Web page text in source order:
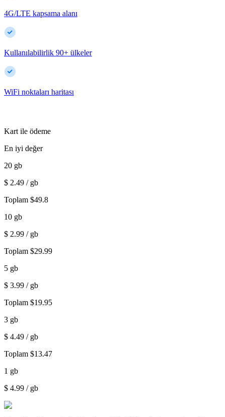
4G/LTE kapsama alanı
Kullanılabilirlik 90+ ülkeler
WiFi noktaları haritası
Kart ile ödeme
En iyi değer
20 gb
$ 2.49 / gb
Toplam $49.8
10 gb
$ 2.99 / gb
Toplam $29.99
5 gb
$ 3.99 / gb
Toplam $19.95
3 gb
$ 4.49 / gb
Toplam $13.47
1 gb
$ 4.99 / gb